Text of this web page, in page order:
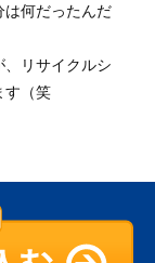
は何だったんだ
リサイクルシ
す（笑